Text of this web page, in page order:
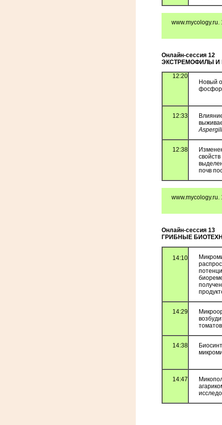
www.mycology.ru.
Онлайн-сессия 12
ЭКСТРЕМОФИЛЫ И
12:20
Новый
фосфор
12:33
A
12:38
почв
www.mycology.ru.
Онлайн-сессия 13
ГРИБНЫЕ
14:10
14:29
томатов
14:38
14:47